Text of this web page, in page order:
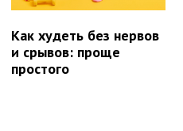
Как худеть без нервов
и срывов: проще
простого